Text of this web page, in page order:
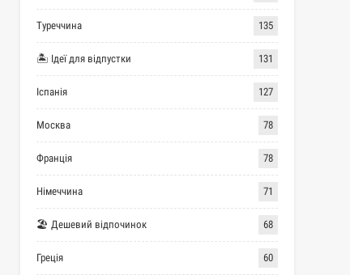
Туреччина 135
🏝 Ідеї для відпустки 131
Іспанія 127
Москва 78
Франція 78
Німеччина 71
🏖 Дешевий відпочинок 68
Греція 60